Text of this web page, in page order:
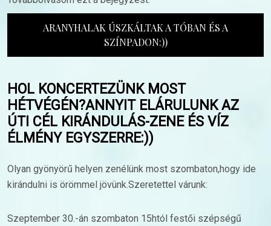
ARANYHALAK ÚSZKÁLTAK A TÓBAN ÉS A
SZÍNPADON:))
HOL KONCERTEZÜNK MOST
HÉTVÉGÉN?ANNYIT ELÁRULUNK AZ
ÚTI CÉL KIRÁNDULÁS-ZENE ÉS VÍZ
ÉLMÉNY EGYSZERRE:))
Olyan gyönyörű helyen zenélünk most szombaton,hogy ide
kirándulni is örömmel jövünk.Szeretettel várunk:
Szeptember 30.-án szombaton 15htól festői szépségű